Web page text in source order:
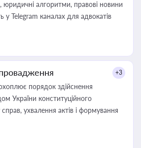
юридичні алгоритми, правові новини
Telegram каналах для адвокатів
+3
порядок здійснення
України конституційного
ухвалення актів і формування